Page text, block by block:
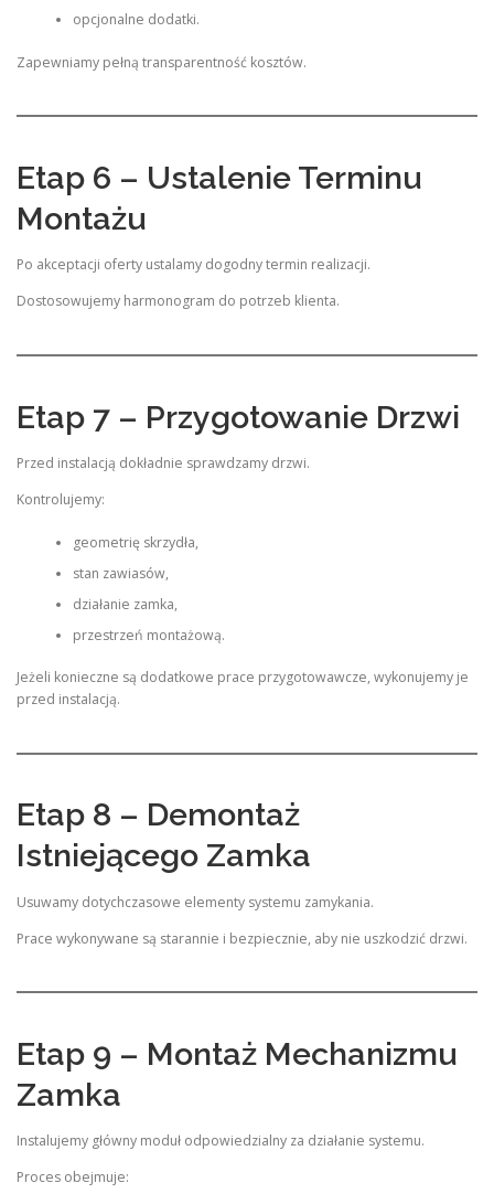
opcjonalne dodatki.
Zapewniamy pełną transparentność kosztów.
Etap 6 – Ustalenie Terminu
Montażu
Po akceptacji oferty ustalamy dogodny termin realizacji.
Dostosowujemy harmonogram do potrzeb klienta.
Etap 7 – Przygotowanie Drzwi
Przed instalacją dokładnie sprawdzamy drzwi.
Kontrolujemy:
geometrię skrzydła,
stan zawiasów,
działanie zamka,
przestrzeń montażową.
Jeżeli konieczne są dodatkowe prace przygotowawcze, wykonujemy je
przed instalacją.
Etap 8 – Demontaż
Istniejącego Zamka
Usuwamy dotychczasowe elementy systemu zamykania.
Prace wykonywane są starannie i bezpiecznie, aby nie uszkodzić drzwi.
Etap 9 – Montaż Mechanizmu
Zamka
Instalujemy główny moduł odpowiedzialny za działanie systemu.
Proces obejmuje: